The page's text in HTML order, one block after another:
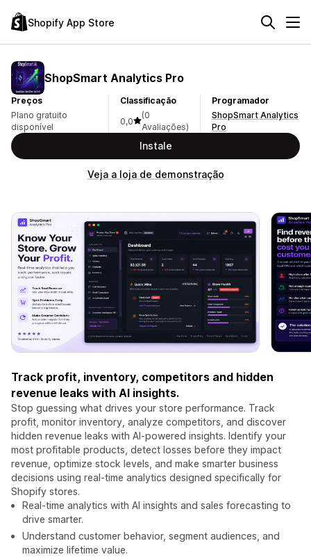
Shopify App Store
ShopSmart Analytics Pro
Preços
Plano gratuito
disponível
Classificação
0,0
(0
Avaliações)
Programador
ShopSmart Analytics
Pro
Instale
Veja a loja de demonstração
Track profit, inventory, competitors and hidden
revenue leaks with AI insights.
Stop guessing what drives your store performance. Track
profit, monitor inventory, analyze competitors, and discover
hidden revenue leaks with AI-powered insights. Identify your
most profitable products, detect losses before they impact
revenue, optimize stock levels, and make smarter business
decisions using real-time analytics designed specifically for
Shopify stores.
Real-time analytics with AI insights and sales forecasting to
drive smarter.
Understand customer behavior, segment audiences, and
maximize lifetime value.